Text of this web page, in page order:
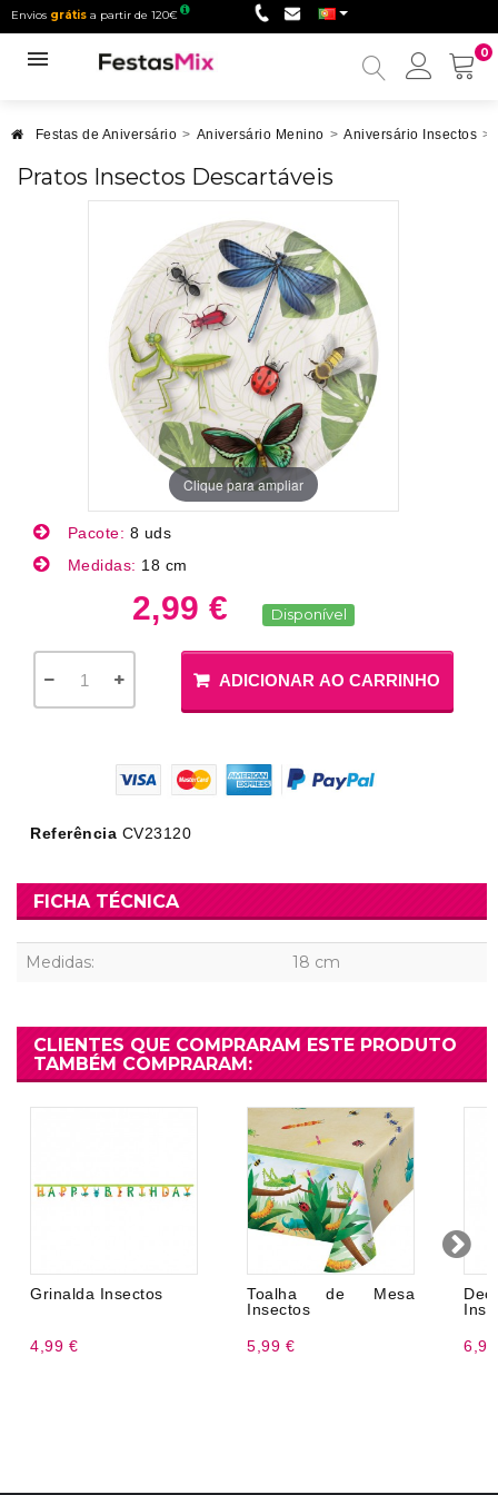
Envios grátis a partir de 120€
0
Minha
Festas de Aniversário > Aniversário Menino > Aniversário Insectos >
Pratos Insectos Descartáveis
Clique para ampliar
Pacote: 8 uds
Medidas: 18 cm
2,99 € Disponível
ADICIONAR AO CARRINHO
Referência CV23120
FICHA TÉCNICA
Medidas: 18 cm
CLIENTES QUE COMPRARAM ESTE PRODUTO
TAMBÉM COMPRARAM:
Grinalda Insectos
4,99 €
Toalha de Mesa
Insectos
5,99 €